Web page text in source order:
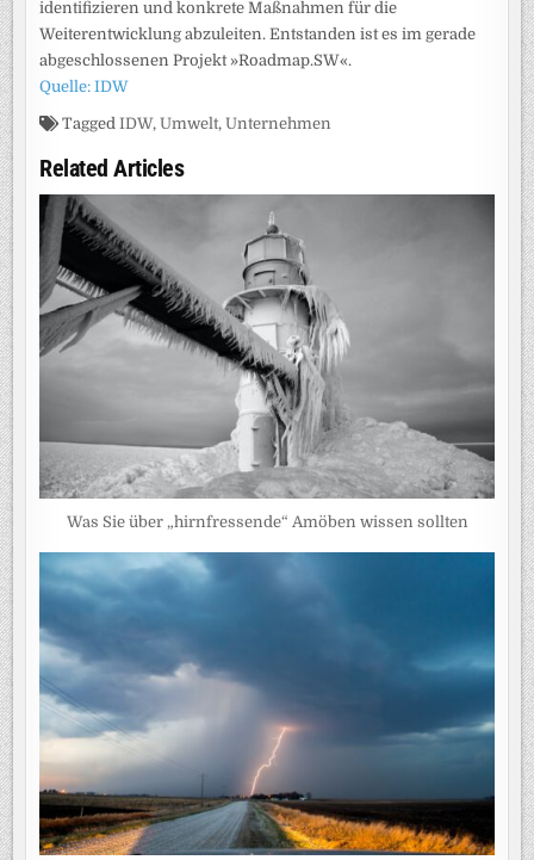
identifizieren und konkrete Maßnahmen für die
Weiterentwicklung abzuleiten. Entstanden ist es im gerade
abgeschlossenen Projekt »Roadmap.SW«.
Quelle: IDW
TaggedIDW,Umwelt,Unternehmen
Related Articles
Was Sie über „hirnfressende“ Amöben wissen sollten